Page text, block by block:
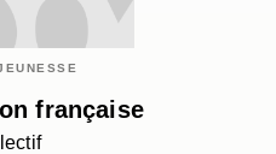
française